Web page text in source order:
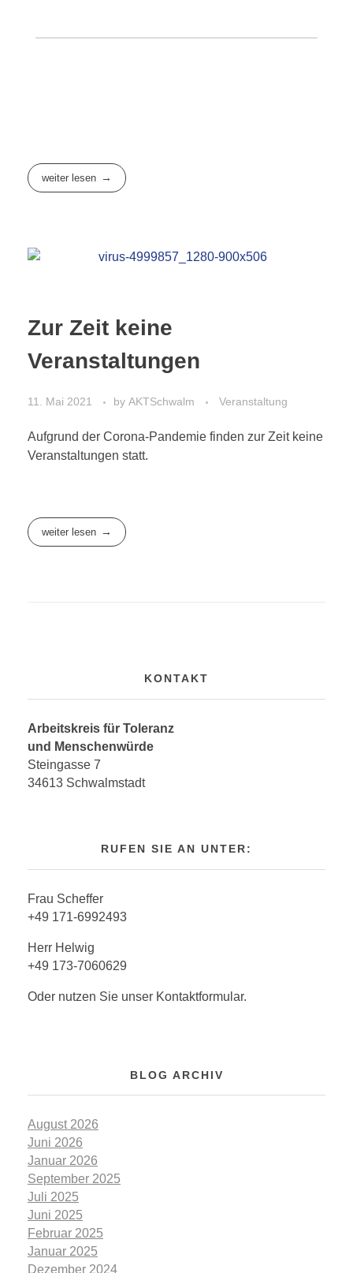
weiter lesen
Zur Zeit keine
Veranstaltungen
11. Mai 2021 by AKTSchwalm Veranstaltung
Aufgrund der Corona-Pandemie finden zur Zeit keine
Veranstaltungen statt.
weiter lesen
KONTAKT
Arbeitskreis für Toleranz
und Menschenwürde
Steingasse 7
34613 Schwalmstadt
RUFEN SIE AN UNTER:
Frau Scheffer
+49 171-6992493
Herr Helwig
+49 173-7060629
Oder nutzen Sie unser Kontaktformular.
BLOG ARCHIV
August 2026
Juni 2026
Januar 2026
September 2025
Juli 2025
Juni 2025
Februar 2025
Januar 2025
Dezember 2024